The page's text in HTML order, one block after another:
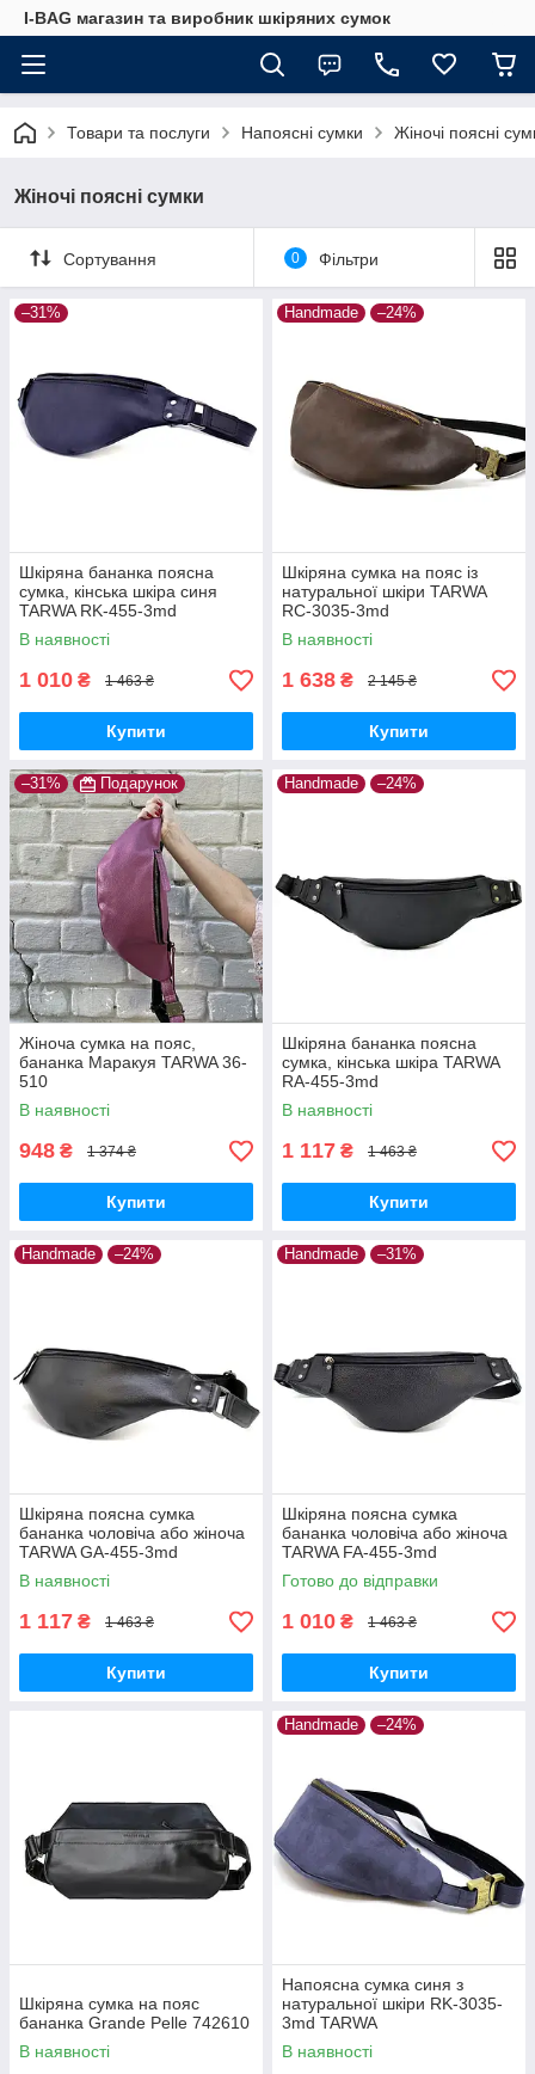
I-BAG магазин та виробник шкіряних сумок
Товари та послуги Напоясні сумки Жіночі поясні
Жіночі поясні сумки
Сортування 0 Фільтри
–31%
Шкіряна бананка поясна
сумка, кінська шкіра синя
TARWA RK-455-3md
В наявності
1 010 ₴ 1 463 ₴
Купити
Handmade –24%
Шкіряна сумка на пояс із
натуральної шкіри TARWA
RC-3035-3md
В наявності
1 638 ₴ 2 145 ₴
Купити
–31% Подарунок
Жіноча сумка на пояс,
бананка Маракуя TARWA 36-
510
В наявності
948 ₴ 1 374 ₴
Купити
Handmade –24%
Шкіряна бананка поясна
сумка, кінська шкіра TARWA
RA-455-3md
В наявності
1 117 ₴ 1 463 ₴
Купити
Handmade –24%
Шкіряна поясна сумка
бананка чоловіча або жіноча
TARWA GA-455-3md
В наявності
1 117 ₴ 1 463 ₴
Купити
Handmade –31%
Шкіряна поясна сумка
бананка чоловіча або жіноча
TARWA FA-455-3md
Готово до відправки
1 010 ₴ 1 463 ₴
Купити
Шкіряна сумка на пояс
бананка Grande Pelle 742610
В наявності
Handmade –24%
Напоясна сумка синя з
натуральної шкіри RK-3035-
3md TARWA
В наявності